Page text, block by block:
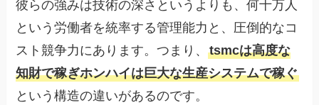
彼らの強みは技術の深さというよりも、何十万人
という労働者を統率する管理能力と、圧倒的なコ
スト競争力にあります。つまり、tsmcは高度な
知財で稼ぎホンハイは巨大な生産システムで稼ぐ
という構造の違いがあるのです。